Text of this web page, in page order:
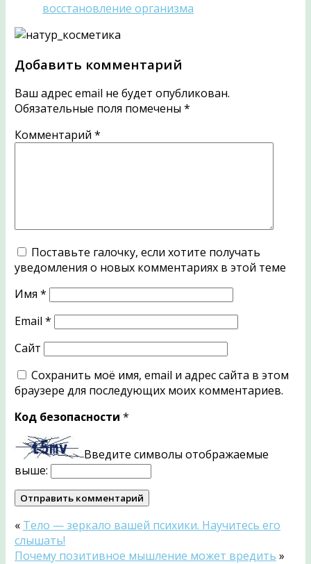
восстановление организма
Добавить комментарий
Ваш адрес email не будет опубликован.
Обязательные поля помечены *
Комментарий *
Поставьте галочку, если хотите получать
уведомления о новых комментариях в этой теме
Имя *
Email *
Сайт
Сохранить моё имя, email и адрес сайта в этом
браузере для последующих моих комментариев.
Код безопасности *
Введите символы отображаемые
выше:
« Тело — зеркало вашей психики. Научитесь его
слышать!
Почему позитивное мышление может вредить »